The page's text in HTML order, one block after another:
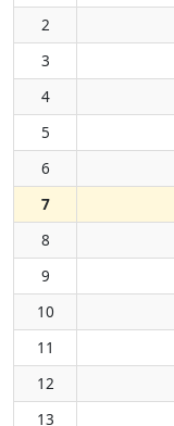
2
3
4
5
6
7
8
9
10
11
12
13